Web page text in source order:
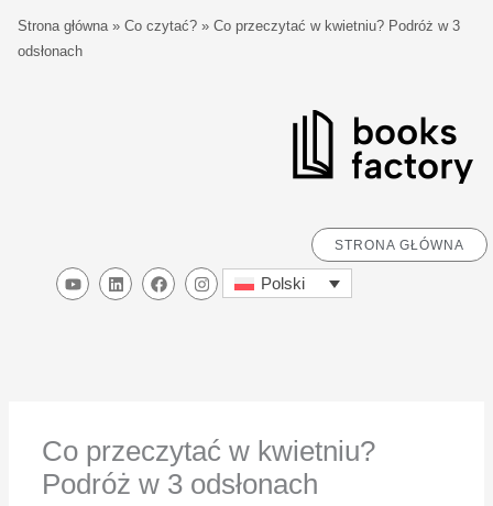
treści
Strona główna» Co czytać? » Co przeczytać w kwietniu? Podróż w 3
odsłonach
STRONA GŁÓWNA
Y
o
L
i
F
a
I
n
Polski
Co przeczytać w kwietniu?
Podróż w 3 odsłonach
z